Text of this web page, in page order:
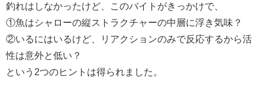
釣れはしなかったけど、このバイトがきっかけで、
①魚はシャローの縦ストラクチャーの中層に浮き気味？
②いるにはいるけど、リアクションのみで反応するから活
性は意外と低い？
という2つのヒントは得られました。